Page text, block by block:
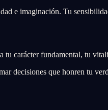
e imaginación. Tu
tu carácter fundamental, tu
decisiones que honren tu